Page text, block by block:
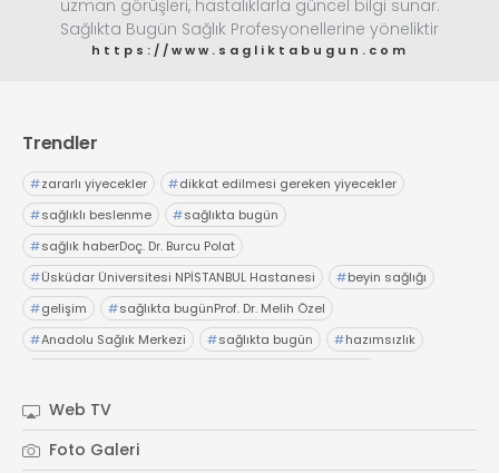
uzman görüşleri, hastalıklarla güncel bilgi sunar.
Sağlıkta Bugün Sağlık Profesyonellerine yöneliktir
https://www.sagliktabugun.com
Trendler
#zararlı yiyecekler #dikkat edilmesi gereken yiyecekler
#sağlıklı beslenme #sağlıkta bugün
#sağlık haberDoç. Dr. Burcu Polat
#Üsküdar Üniversitesi NPİSTANBUL Hastanesi #beyin sağlığı
#gelişim #sağlıkta bugünProf. Dr. Melih Özel
#Anadolu Sağlık Merkezi #sağlıkta bugün #hazımsızlık
# Dr. İsmail Çalıkoğlu
#sağlıkta bugünElensilia Arbutin Serum #K-Land
Web TV
Foto Galeri